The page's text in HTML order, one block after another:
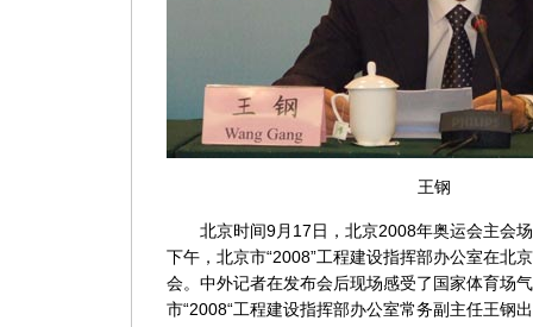
王钢
北京时间9月17日，北京2008年奥运会主会场
下午，北京市“2008”工程建设指挥部办公室在北
会。中外记者在发布会后现场感受了国家体育场
市“2008“工程建设指挥部办公室常务副主任王钢